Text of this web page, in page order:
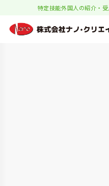
特定技能外国人の紹介・